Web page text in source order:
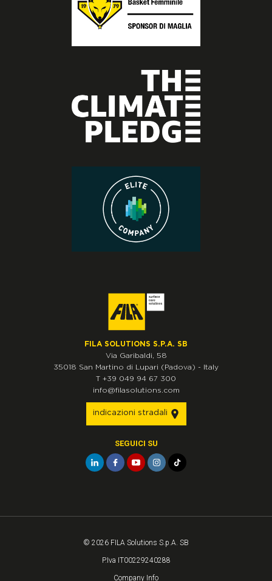
FILA SOLUTIONS S.P.A. SB
Via Garibaldi, 58
35018 San Martino di Lupari (Padova) - Italy
T +39 049 94 67 300
info@filasolutions.com
indicazioni stradali
SEGUICI SU
© 2026 FILA Solutions S.p.A. SB
P.Iva IT00229240288
Company Info